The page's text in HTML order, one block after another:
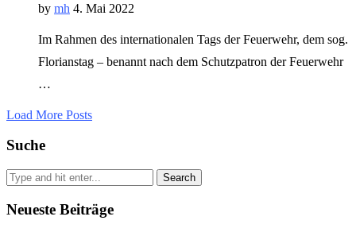
by mh 4. Mai 2022
Im Rahmen des internationalen Tags der Feuerwehr, dem sog.
Florianstag – benannt nach dem Schutzpatron der Feuerwehr
…
Load More Posts
Suche
Search
Neueste Beiträge